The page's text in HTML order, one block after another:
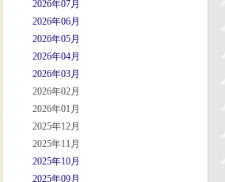
2026年07月
2026年06月
2026年05月
2026年04月
2026年03月
2026年02月
2026年01月
2025年12月
2025年11月
2025年10月
2025年09月